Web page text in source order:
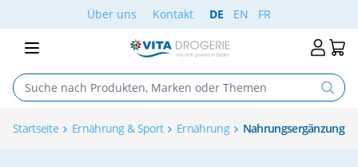
Skip to ContentÜber uns Kontakt DE EN FR
Startseite Ernährung & Sport Ernährung Nahrungsergänzung